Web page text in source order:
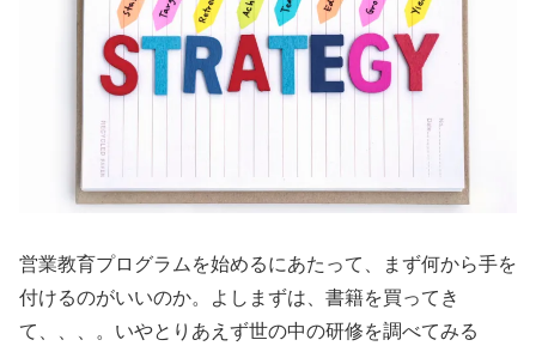
営業教育プログラムを始めるにあたって、まず何から手を
付けるのがいいのか。よしまずは、書籍を買ってき
て、、、。いやとりあえず世の中の研修を調べてみる